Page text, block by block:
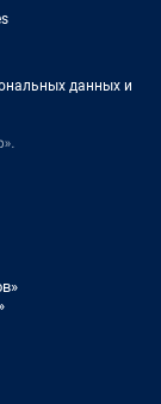
данных и